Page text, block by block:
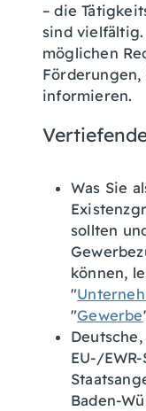
– die
sind
möglichen
informieren.
Was Sie
sollten
können,
"
"Gewerbe
EU-/
Baden-